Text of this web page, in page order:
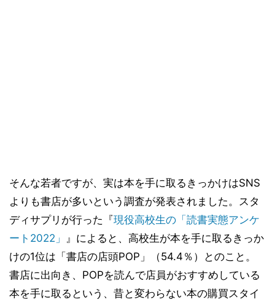
そんな若者ですが、実は本を手に取るきっかけはSNS
よりも書店が多いという調査が発表されました。スタ
ディサプリが行った『現役高校生の「読書実態アンケ
ート2022」 』によると、高校生が本を手に取るきっか
けの1位は「書店の店頭POP」（54.4％）とのこと。
書店に出向き、POPを読んで店員がおすすめしている
本を手に取るという、昔と変わらない本の購買スタイ